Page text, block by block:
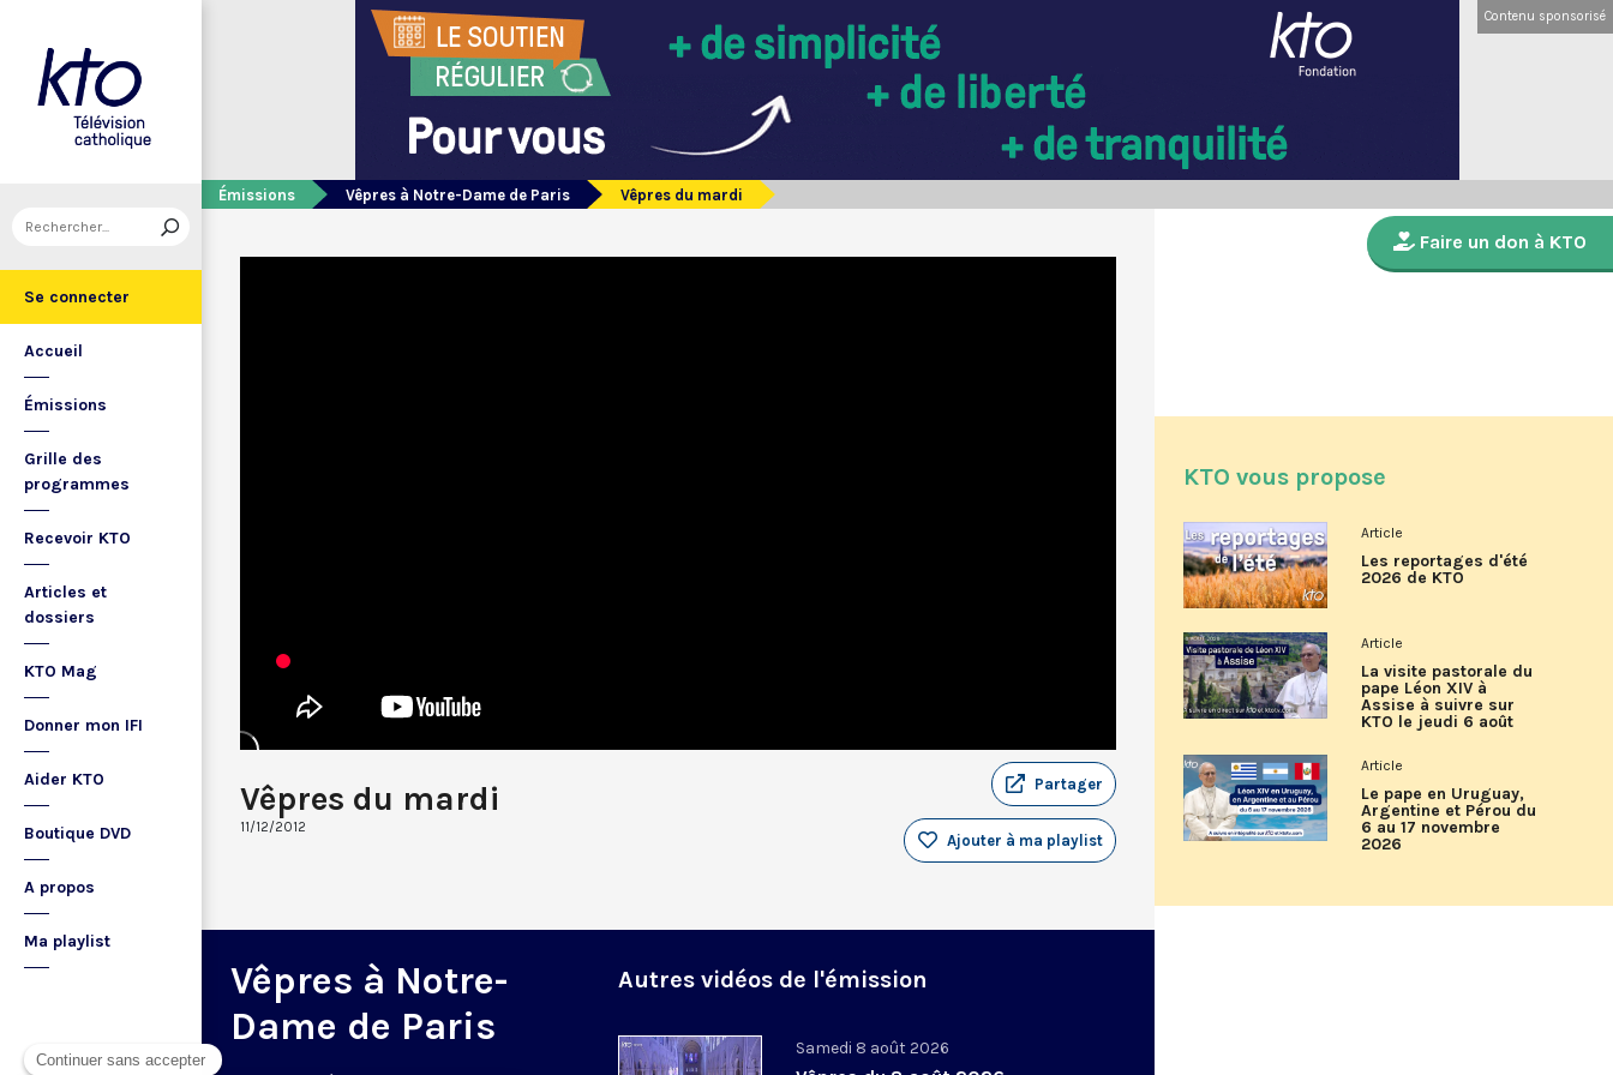
Se connecter
Accueil
Émissions
Grille des
programmes
Recevoir KTO
Articles et
dossiers
KTO Mag
Donner mon IFI
Aider KTO
Boutique DVD
A propos
Ma playlist
Contenu sponsorisé
Émissions Vêpres à Notre-Dame de Paris Vêpres du mardi
Vêpres du mardi
11/12/2012
Partager
Ajouter à ma playlist
Vêpres à Notre-
Dame de Paris
Autres vidéos de l'émission
Samedi 8 août 2026
Faire un don à KTO
KTO vous propose
Article
Les reportages d'été
2026 de KTO
Article
La visite pastorale du
pape Léon XIV à
Assise à suivre sur
KTO le jeudi 6 août
Article
Le pape en Uruguay,
Argentine et Pérou du
6 au 17 novembre
2026